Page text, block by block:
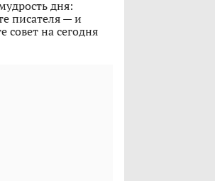
дня:
писателя — и
совет на сегодня